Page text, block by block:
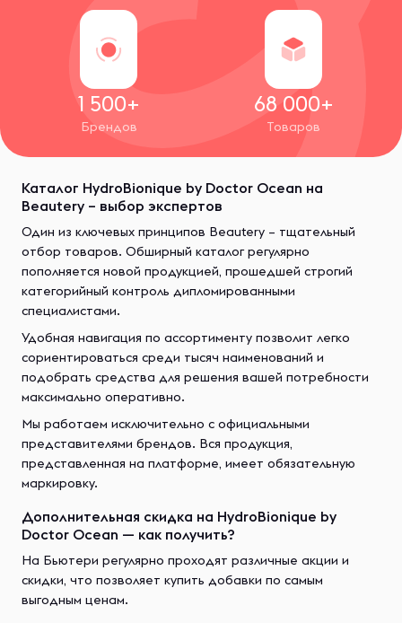
1 500+
Брендов
68 000+
Товаров
Каталог HydroBionique by Doctor Ocean на
Beautery – выбор экспертов
Один из ключевых принципов Beautery – тщательный
отбор товаров. Обширный каталог регулярно
пополняется новой продукцией, прошедшей строгий
категорийный контроль дипломированными
специалистами.
Удобная навигация по ассортименту позволит легко
сориентироваться среди тысяч наименований и
подобрать средства для решения вашей потребности
максимально оперативно.
Мы работаем исключительно с официальными
представителями брендов. Вся продукция,
представленная на платформе, имеет обязательную
маркировку.
Дополнительная скидка на HydroBionique by
Doctor Ocean — как получить?
На Бьютери регулярно проходят различные акции и
скидки, что позволяет купить добавки по самым
выгодным ценам.